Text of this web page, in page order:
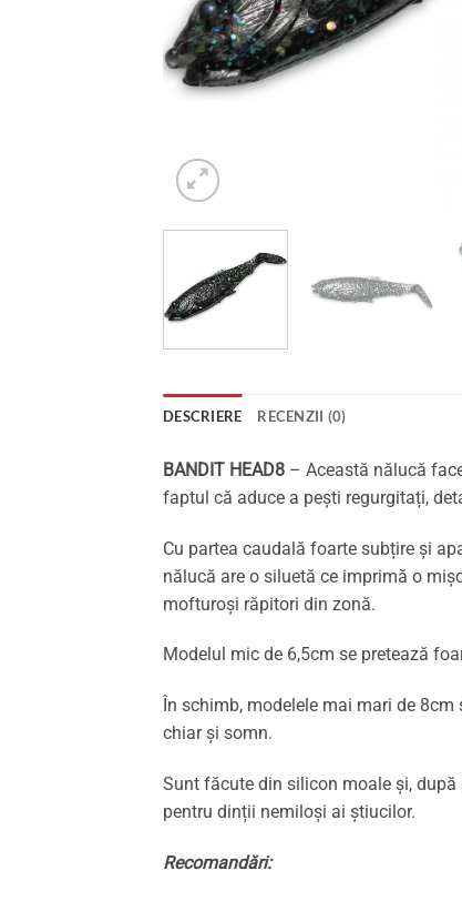
DESCRIERE RECENZII (0)
BANDIT HEAD8 – Această nălucă
faptul că aduce a pești regurgitați,
Cu partea caudală foarte subțire și
nălucă are o siluetă ce imprimă o
mofturoși răpitori din zonă.
Modelul mic de 6,5cm se pretează
În schimb, modelele mai mari de
chiar și somn.
Sunt făcute din silicon moale și,
pentru dinții nemiloși ai știucilor.
Recomandări: